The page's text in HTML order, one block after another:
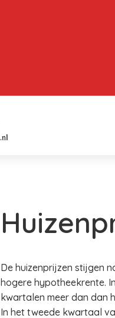
De huizenprijzen stijgen
hogere hypotheekrente.
kwartalen meer dan dan
In het tweede kwartaal